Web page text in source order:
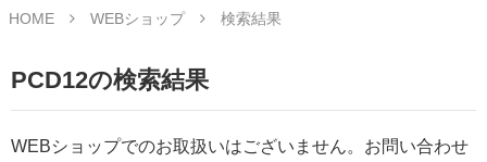
HOME WEBショップ 検索結果
PCD12の検索結果
WEBショップでのお取扱いはございません。お問い合わせ